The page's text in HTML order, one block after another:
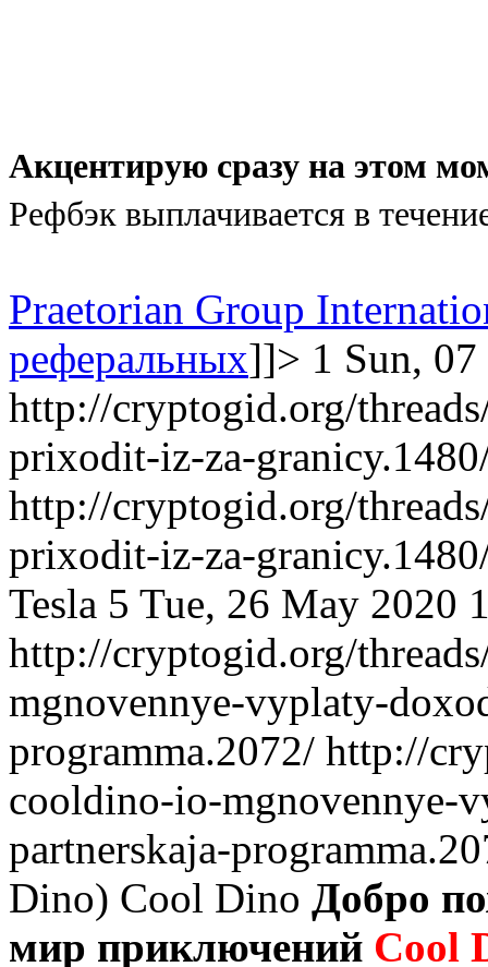
Акцентирую сразу на этом
Рефбэк выплачивается в
Praetorian Group
реферальных]]> 1 Sun,
http://cryptogid.org/
prixodit-iz-za-
http://cryptogid.org/
prixodit-iz-za-
Tesla 5 Tue, 26 May 2020
http://cryptogid.org/
mgnovennye-vyplaty-
programma.2072/ http://
cooldino-io-mgnovennye-
partnerskaja-
Dino) Cool Dino Добро
мир приключений Cool